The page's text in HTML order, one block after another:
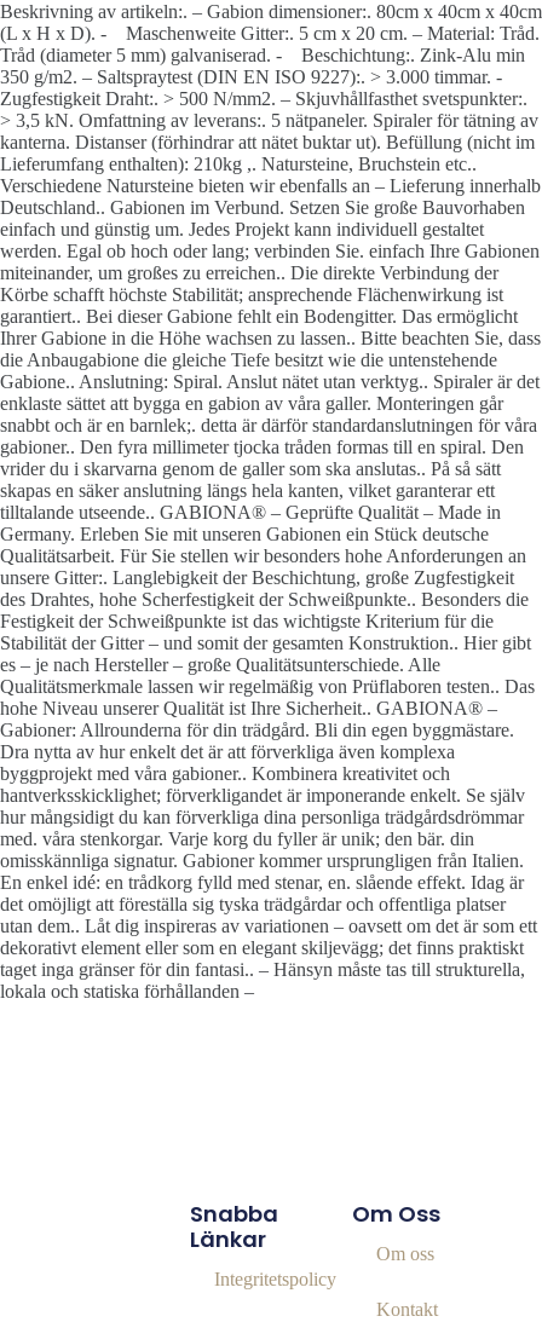
Beskrivning av artikeln:. – Gabion dimensioner:. 80cm x 40cm x 40cm
(L x H x D). - Maschenweite Gitter:. 5 cm x 20 cm. – Material: Tråd.
Tråd (diameter 5 mm) galvaniserad. - Beschichtung:. Zink-Alu min
350 g/m2. – Saltspraytest (DIN EN ISO 9227):. > 3.000 timmar. -
Zugfestigkeit Draht:. > 500 N/mm2. – Skjuvhållfasthet svetspunkter:.
> 3,5 kN. Omfattning av leverans:. 5 nätpaneler. Spiraler för tätning av
kanterna. Distanser (förhindrar att nätet buktar ut). Befüllung (nicht im
Lieferumfang enthalten): 210kg ,. Natursteine, Bruchstein etc..
Verschiedene Natursteine bieten wir ebenfalls an – Lieferung innerhalb
Deutschland.. Gabionen im Verbund. Setzen Sie große Bauvorhaben
einfach und günstig um. Jedes Projekt kann individuell gestaltet
werden. Egal ob hoch oder lang; verbinden Sie. einfach Ihre Gabionen
miteinander, um großes zu erreichen.. Die direkte Verbindung der
Körbe schafft höchste Stabilität; ansprechende Flächenwirkung ist
garantiert.. Bei dieser Gabione fehlt ein Bodengitter. Das ermöglicht
Ihrer Gabione in die Höhe wachsen zu lassen.. Bitte beachten Sie, dass
die Anbaugabione die gleiche Tiefe besitzt wie die untenstehende
Gabione.. Anslutning: Spiral. Anslut nätet utan verktyg.. Spiraler är det
enklaste sättet att bygga en gabion av våra galler. Monteringen går
snabbt och är en barnlek;. detta är därför standardanslutningen för våra
gabioner.. Den fyra millimeter tjocka tråden formas till en spiral. Den
vrider du i skarvarna genom de galler som ska anslutas.. På så sätt
skapas en säker anslutning längs hela kanten, vilket garanterar ett
tilltalande utseende.. GABIONA® – Geprüfte Qualität – Made in
Germany. Erleben Sie mit unseren Gabionen ein Stück deutsche
Qualitätsarbeit. Für Sie stellen wir besonders hohe Anforderungen an
unsere Gitter:. Langlebigkeit der Beschichtung, große Zugfestigkeit
des Drahtes, hohe Scherfestigkeit der Schweißpunkte.. Besonders die
Festigkeit der Schweißpunkte ist das wichtigste Kriterium für die
Stabilität der Gitter – und somit der gesamten Konstruktion.. Hier gibt
es – je nach Hersteller – große Qualitätsunterschiede. Alle
Qualitätsmerkmale lassen wir regelmäßig von Prüflaboren testen.. Das
hohe Niveau unserer Qualität ist Ihre Sicherheit.. GABIONA® –
Gabioner: Allrounderna för din trädgård. Bli din egen byggmästare.
Dra nytta av hur enkelt det är att förverkliga även komplexa
byggprojekt med våra gabioner.. Kombinera kreativitet och
hantverksskicklighet; förverkligandet är imponerande enkelt. Se själv
hur mångsidigt du kan förverkliga dina personliga trädgårdsdrömmar
med. våra stenkorgar. Varje korg du fyller är unik; den bär. din
omisskännliga signatur. Gabioner kommer ursprungligen från Italien.
En enkel idé: en trådkorg fylld med stenar, en. slående effekt. Idag är
det omöjligt att föreställa sig tyska trädgårdar och offentliga platser
utan dem.. Låt dig inspireras av variationen – oavsett om det är som ett
dekorativt element eller som en elegant skiljevägg; det finns praktiskt
taget inga gränser för din fantasi.. – Hänsyn måste tas till strukturella,
lokala och statiska förhållanden –
Om Oss
Om oss
Kontakt
Snabba
Länkar
Integritetspolicy